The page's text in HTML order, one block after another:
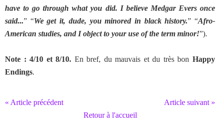
have to go through what you did. I believe Medgar Evers once
said...” “We get it, dude, you minored in black history.” “Afro-
American studies, and I object to your use of the term minor!”).
Note : 4/10 et 8/10. En bref, du mauvais et du très bonHappy
Endings.
« Article précédent
Article suivant »
Retour à l'accueil